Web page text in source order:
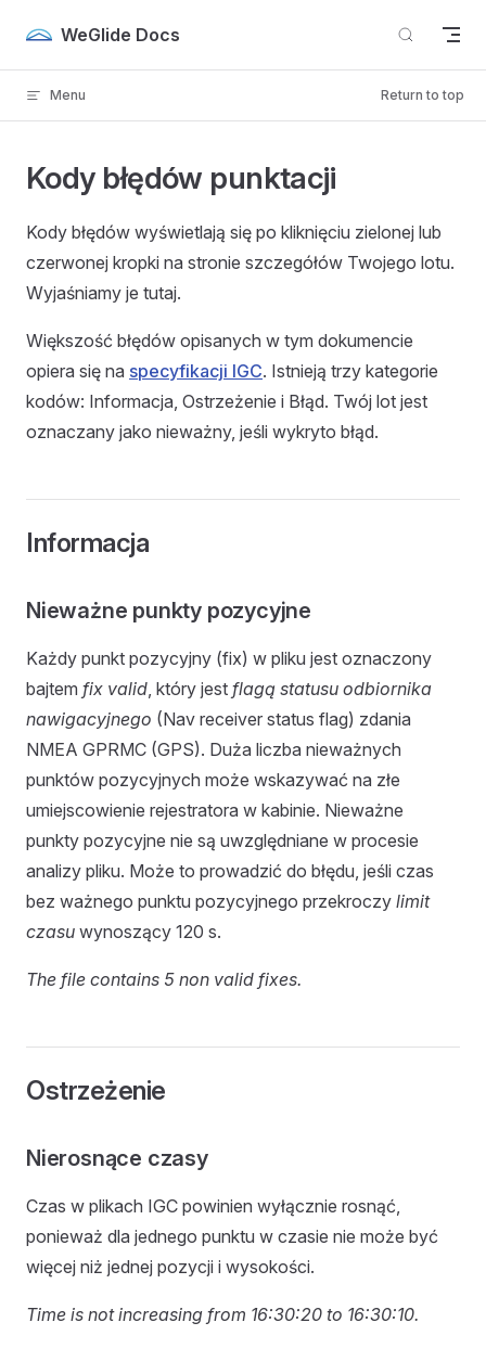
Skip to content
WeGlide Docs
Menu Return to top
Kody błędów punktacji
Kody błędów wyświetlają się po kliknięciu zielonej lub
czerwonej kropki na stronie szczegółów Twojego lotu.
Wyjaśniamy je tutaj.
Większość błędów opisanych w tym dokumencie
opiera się na specyfikacji IGC. Istnieją trzy kategorie
kodów: Informacja, Ostrzeżenie i Błąd. Twój lot jest
oznaczany jako nieważny, jeśli wykryto błąd.
Informacja
Nieważne punkty pozycyjne
Każdy punkt pozycyjny (fix) w pliku jest oznaczony
bajtem fix valid, który jest flagą statusu odbiornika
nawigacyjnego (Nav receiver status flag) zdania
NMEA GPRMC (GPS). Duża liczba nieważnych
punktów pozycyjnych może wskazywać na złe
umiejscowienie rejestratora w kabinie. Nieważne
punkty pozycyjne nie są uwzględniane w procesie
analizy pliku. Może to prowadzić do błędu, jeśli czas
bez ważnego punktu pozycyjnego przekroczy limit
czasu wynoszący 120 s.
The file contains 5 non valid fixes.
Ostrzeżenie
Nierosnące czasy
Czas w plikach IGC powinien wyłącznie rosnąć,
ponieważ dla jednego punktu w czasie nie może być
więcej niż jednej pozycji i wysokości.
Time is not increasing from 16:30:20 to 16:30:10.